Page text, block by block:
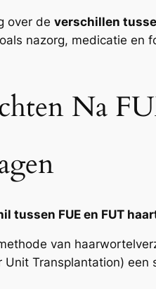
over de verschillen
nazorg, medicatie en
Na
tussen FUE en FUT
van
Unit Transplantation)